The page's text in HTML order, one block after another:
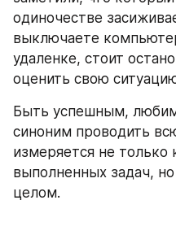
одиночестве
выключаете
удаленке, стоит
оценить свою
Быть успешным,
синоним проводить
измеряется не только
выполненных задач,
целом.